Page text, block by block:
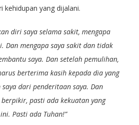
kehidupan yang dijalani.
diri saya selama sakit, mengapa
Dan mengapa saya sakit dan tidak
saya. Dan setelah pemulihan,
berterima kasih kepada dia yang
dari penderitaan saya. Dan
pasti ada kekuatan yang
Pasti ada Tuhan!”